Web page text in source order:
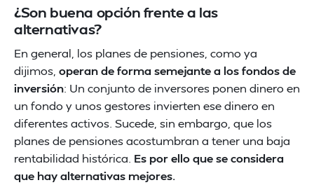
¿Son buena opción frente a las
alternativas?
En general, los planes de pensiones, como ya
dijimos, operan de forma semejante a los fondos de
inversión: Un conjunto de inversores ponen dinero en
un fondo y unos gestores invierten ese dinero en
diferentes activos. Sucede, sin embargo, que los
planes de pensiones acostumbran a tener una baja
rentabilidad histórica. Es por ello que se considera
que hay alternativas mejores.